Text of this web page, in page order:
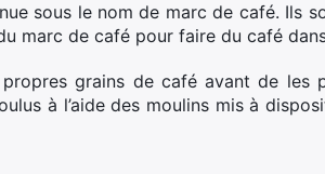
sous le nom de marc de café. Ils
marc de café pour faire du café
grains de café avant de
à l’aide des moulins mis à